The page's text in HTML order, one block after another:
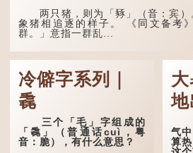
李白作此诗时，大约是
天宝十一年。当时他已被唐
玄宗赐金放还约八年，这期
分诗作显露出怀...
两只猪，则为「豩」（音：宾）
象猪相追逐的样子。 《同文备考
群。」意指一群乱...
冷僻字系列｜
毳
三个「毛」字组成的
「毳」（普通话cuì，粤
音：脆），有什么意思？
地
今
气
算